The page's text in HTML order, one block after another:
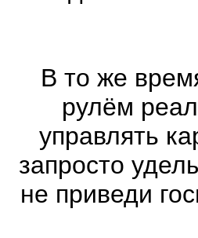
В то же
рулём
управлять
запросто
не приведи